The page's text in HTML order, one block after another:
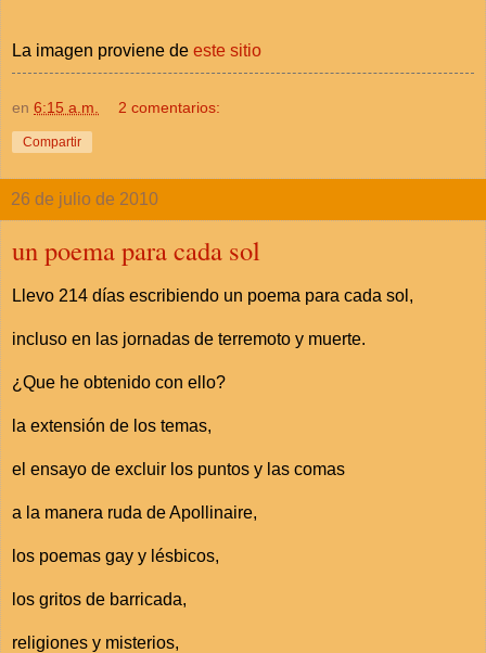
La imagen proviene de este sitio
en 6:15 a.m. 2 comentarios:
Compartir
26 de julio de 2010
un poema para cada sol
Llevo 214 días escribiendo un poema para cada sol,
incluso en las jornadas de terremoto y muerte.
¿Que he obtenido con ello?
la extensión de los temas,
el ensayo de excluir los puntos y las comas
a la manera ruda de Apollinaire,
los poemas gay y lésbicos,
los gritos de barricada,
religiones y misterios,